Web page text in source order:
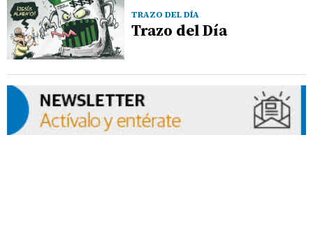
TRAZO DEL DÍA
Trazo del Día